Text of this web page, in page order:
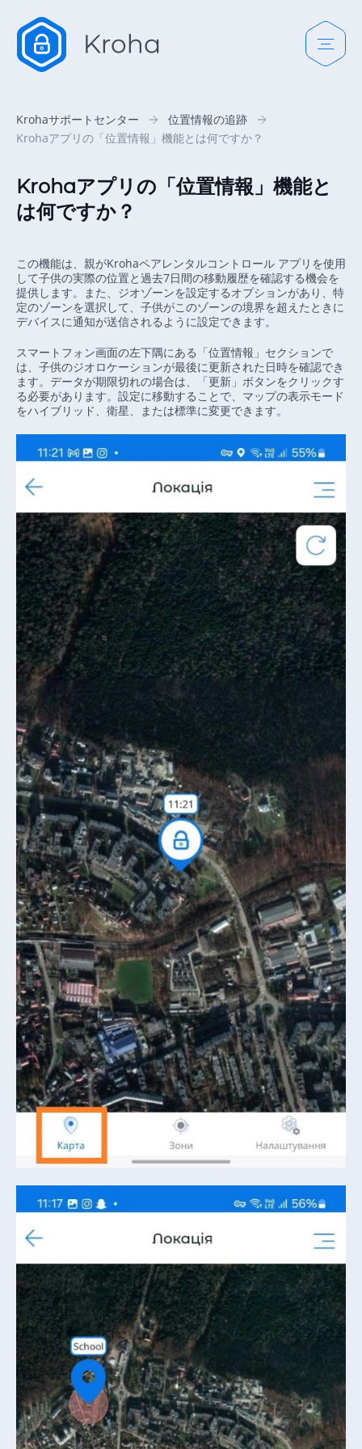
Krohaサポートセンター
位置情報の追跡
Krohaアプリの「位置情報」機能とは何ですか？
Krohaアプリの「位置情報」機能と
は何ですか？
この機能は、親がKrohaペアレンタルコントロール アプリを使用
して子供の実際の位置と過去7日間の移動履歴を確認する機会を
提供します。また、ジオゾーンを設定するオプションがあり、特
定のゾーンを選択して、子供がこのゾーンの境界を超えたときに
デバイスに通知が送信されるように設定できます。
スマートフォン画面の左下隅にある「位置情報」セクションで
は、子供のジオロケーションが最後に更新された日時を確認でき
ます。データが期限切れの場合は、「更新」ボタンをクリックす
る必要があります。設定に移動することで、マップの表示モード
をハイブリッド、衛星、または標準に変更できます。